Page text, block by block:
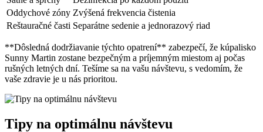
Oddychové zóny Zvýšená frekvencia čistenia
Reštauračné časti Separátne sedenie a jednorazový riad
**Dôsledná dodržiavanie týchto opatrení** zabezpečí, že kúpalisko
Sunny Martin zostane bezpečným a príjemným miestom aj počas
rušných letných dní. Tešíme sa na vašu návštevu, s vedomím, že
vaše zdravie je u nás prioritou.
Tipy na optimálnu návštevu